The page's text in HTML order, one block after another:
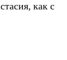
как с